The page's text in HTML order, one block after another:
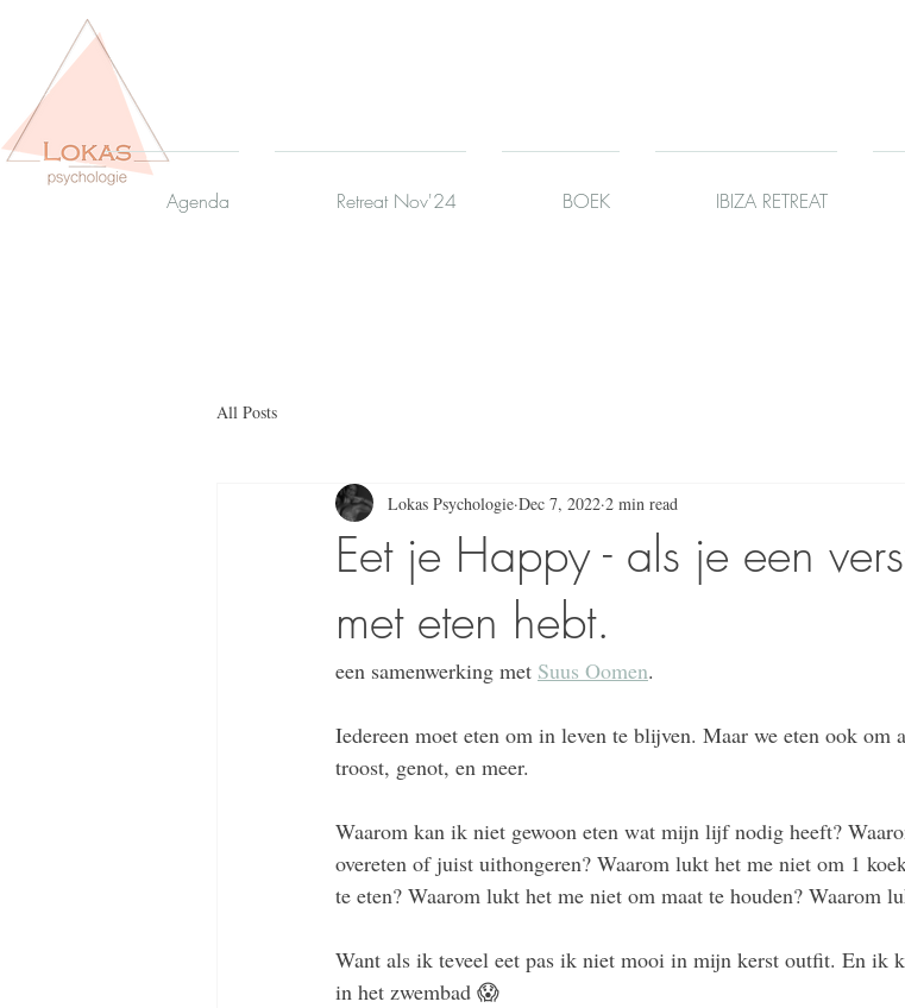
Agenda Retreat Nov'24 BOEK IBIZA RETREAT
All Posts
Eet je Happy - als je een
met eten hebt.
Lokas Psychologie Dec 7, 2022 2 min read
een samenwerking met Suus Oomen.
Iedereen moet eten om in leven te blijven. Maar we eten ook om
troost, genot, en meer.
Waarom kan ik niet gewoon eten wat mijn lijf nodig heeft?
overeten of juist uithongeren? Waarom lukt het me niet om 1
te eten? Waarom lukt het me niet om maat te houden? Waarom
Want als ik teveel eet pas ik niet mooi in mijn kerst outfit. En ik
in het zwembad 😱